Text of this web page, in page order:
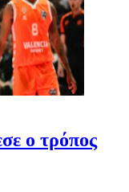
ο τρόπος